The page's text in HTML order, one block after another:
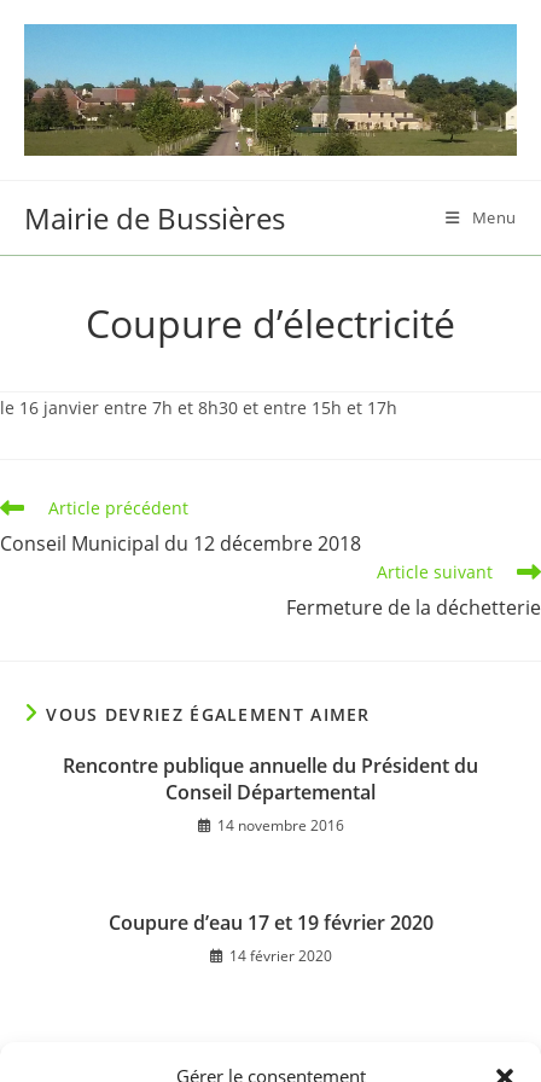
Gérer le consentement
content
Mairie de Bussières Menu
Coupure d’électricité
le 16 janvier entre 7h et 8h30 et entre 15h et 17h
Read
articles
Article précédent
Conseil Municipal du 12 décembre 2018
Article suivant
Fermeture de la déchetterie
VOUS DEVRIEZ ÉGALEMENT AIMER
Rencontre publique annuelle du Président du
Conseil Départemental
14 novembre 2016
Coupure d’eau 17 et 19 février 2020
14 février 2020